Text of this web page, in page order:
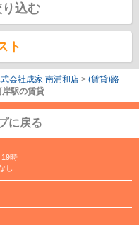
込む
ト
会社成家 南浦和店 > (賃貸)路
岸駅の賃貸
に戻る
時
し